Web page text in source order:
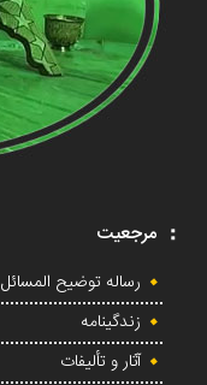
مرجعیت
رساله توضیح المسائل
زندگینامه
آثار و تألیفات